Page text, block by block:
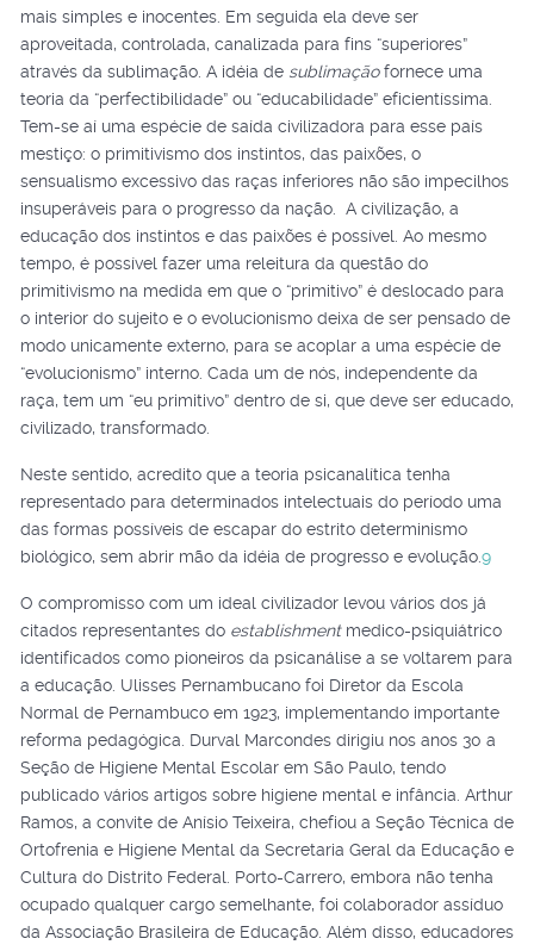
mais simples e inocentes. Em seguida ela deve ser
aproveitada, controlada, canalizada para fins “superiores”
através da sublimação. A idéia de sublimaçãofornece uma
teoria da “perfectibilidade” ou “educabilidade” eficientíssima.
Tem-se aí uma espécie de saída civilizadora para esse país
mestiço: o primitivismo dos instintos, das paixões, o
sensualismo excessivo das raças inferiores não são impecilhos
insuperáveis para o progresso da nação. A civilização, a
educação dos instintos e das paixões é possível. Ao mesmo
tempo, é possível fazer uma releitura da questão do
primitivismo na medida em que o “primitivo” é deslocado para
o interior do sujeito e o evolucionismo deixa de ser pensado de
modo unicamente externo, para se acoplar a uma espécie de
“evolucionismo” interno. Cada um de nós, independente da
raça, tem um “eu primitivo” dentro de si, que deve ser educado,
civilizado, transformado.
Neste sentido, acredito que a teoria psicanalítica tenha
representado para determinados intelectuais do período uma
das formas possíveis de escapar do estrito determinismo
biológico, sem abrir mão da idéia de progresso e evolução.9
O compromisso com um ideal civilizador levou vários dos já
citados representantes do establishment medico-psiquiátrico
identificados como pioneiros da psicanálise a se voltarem para
a educação. Ulisses Pernambucano foi Diretor da Escola
Normal de Pernambuco em 1923, implementando importante
reforma pedagógica. Durval Marcondes dirigiu nos anos 30 a
Seção de Higiene Mental Escolar em São Paulo, tendo
publicado vários artigos sobre higiene mental e infância. Arthur
Ramos, a convite de Anísio Teixeira, chefiou a Seção Técnica de
Ortofrenia e Higiene Mental da Secretaria Geral da Educação e
Cultura do Distrito Federal. Porto-Carrero, embora não tenha
ocupado qualquer cargo semelhante, foi colaborador assíduo
da Associação Brasileira de Educação. Além disso, educadores